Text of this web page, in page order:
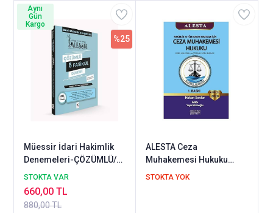
Müessir İdari Hakimlik
Denemeleri-ÇÖZÜMLÜ/
2025
STOKTA VAR
880,00 TL
%25
660,00 TL
Aynı
Gün
Kargo
ALESTA Ceza
Muhakemesi Hukuku
Konu Anlatımlı Soru
STOKTA YOK